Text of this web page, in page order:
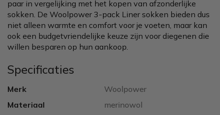
paar in vergelijking met het kopen van afzonderlijke
sokken. De Woolpower 3-pack Liner sokken bieden dus
niet alleen warmte en comfort voor je voeten, maar kan
ook een budgetvriendelijke keuze zijn voor diegenen die
willen besparen op hun aankoop.
Specificaties
Merk
Woolpower
Materiaal
merinowol